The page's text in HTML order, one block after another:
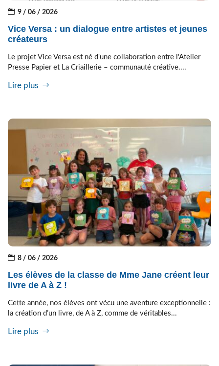
9 / 06 / 2026
Vice Versa : un dialogue entre artistes et jeunes
créateurs
Le projet Vice Versa est né d'une collaboration entre l'Atelier
Presse Papier et La Criaillerie – communauté créative....
Lire plus
8 / 06 / 2026
Les élèves de la classe de Mme Jane créent leur
livre de A à Z !
Cette année, nos élèves ont vécu une aventure exceptionnelle :
la création d’un livre, de A à Z, comme de véritables...
Lire plus